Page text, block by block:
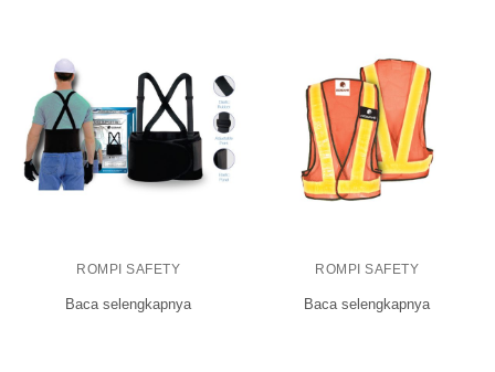
ROMPI SAFETY
Baca selengkapnya
ROMPI SAFETY
Baca selengkapnya